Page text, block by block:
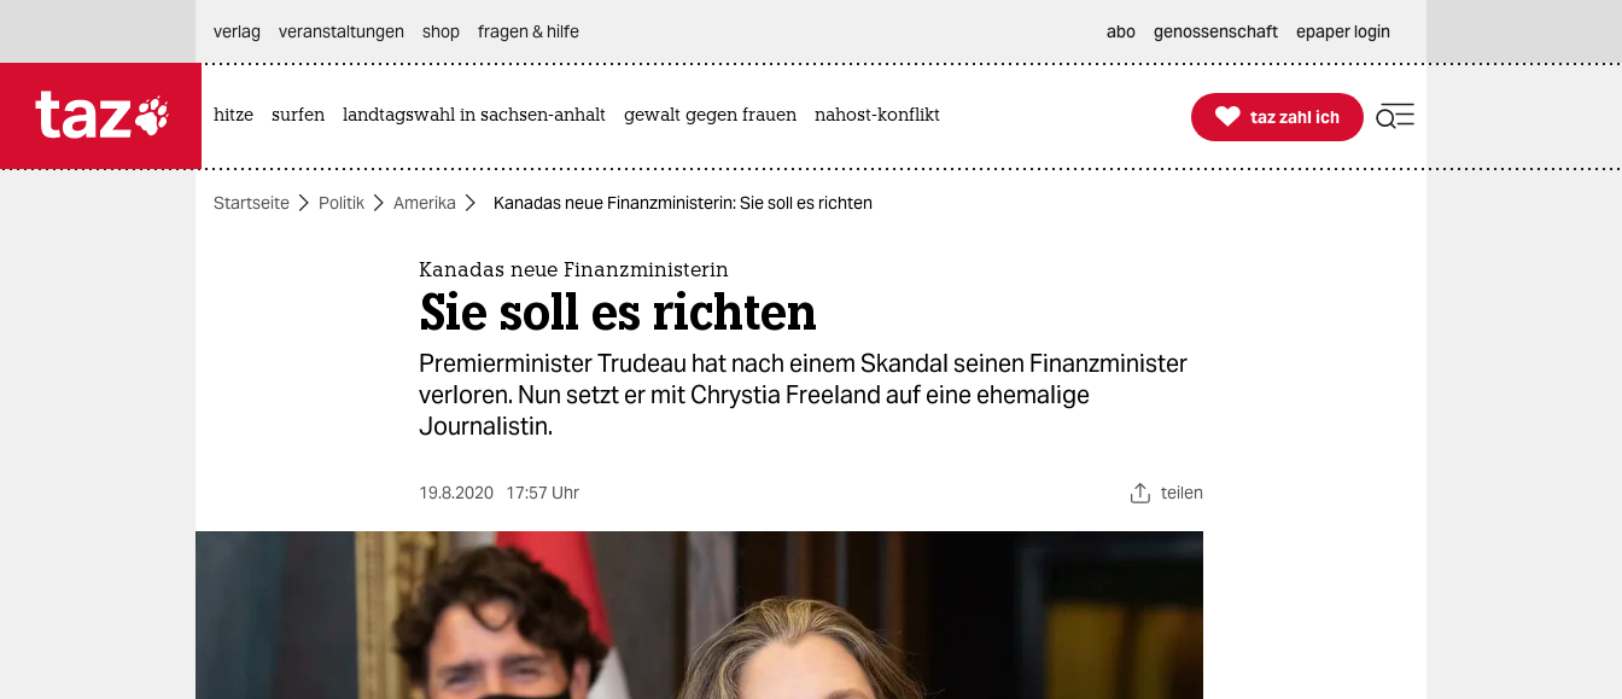
themen
verlag
veranstaltungen shop fragen & hilfe abo genossenschaft epaper login
hitze surfen landtagswahl in sachsen-anhalt gewalt gegen frauen nahost-konflikt 
taz zahl ich
taz zahl ich
Startseite Politik Amerika Kanadas neue Finanzministerin: Sie soll es richten
Kanadas neue Finanzministerin
Sie soll es richten
Premierminister Trudeau hat nach einem Skandal seinen Finanzminister
verloren. Nun setzt er mit Chrystia Freeland auf eine ehemalige
Journalistin.
19.8.2020 17:57 Uhr teilen